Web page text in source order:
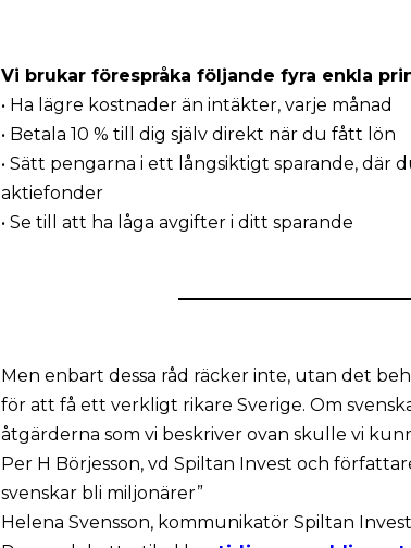
Vi brukar förespråka följande fyra enkla
• Ha lägre kostnader än intäkter, varje månad
• Betala 10 % till dig själv direkt när du fått lön
• Sätt pengarna i ett långsiktigt sparande, där
aktiefonder
• Se till att ha låga avgifter i ditt sparande
Men enbart dessa råd räcker inte, utan det
för att få ett verkligt rikare Sverige. Om
åtgärderna som vi beskriver ovan skulle vi
Per H Börjesson, vd Spiltan Invest och
svenskar bli miljonärer”
Helena Svensson, kommunikatör Spiltan